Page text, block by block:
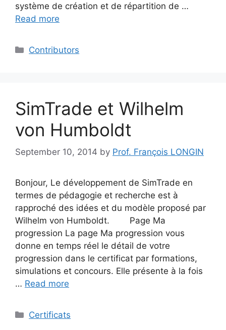
système de création et de répartition de …
Read more
Categories
Contributors
SimTrade et Wilhelm
von Humboldt
September 10, 2014 by Prof. François LONGIN
Bonjour, Le développement de SimTrade en
termes de pédagogie et recherche est à
rapproché des idées et du modèle proposé par
Wilhelm von Humboldt. Page Ma
progression La page Ma progression vous
donne en temps réel le détail de votre
progression dans le certificat par formations,
simulations et concours. Elle présente à la fois
… Read more
Categories
Certificats